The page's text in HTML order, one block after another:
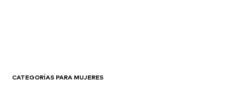
CATEGORÍAS PARA MUJERES